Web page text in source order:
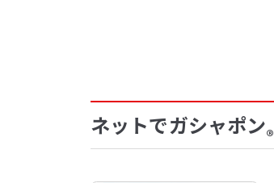
ネットでガシャポン®